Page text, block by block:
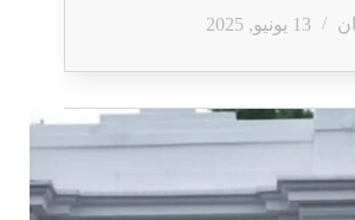
13 يونيو, 2025